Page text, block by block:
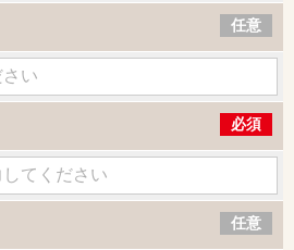
任意
必須
任意